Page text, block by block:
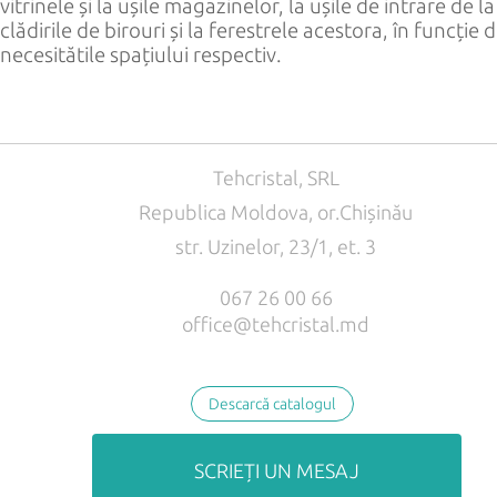
vitrinele și la ușile magazinelor, la ușile de intrare de la
clădirile de birouri și la ferestrele acestora, în funcție
necesitătile spațiului respectiv.
Descarcă catalogul
Tehcristal, SRL
Republica Moldova, or.Chișinău
str. Uzinelor, 23/1, et. 3
067 26 00 66
office@tehcristal.md
SCRIEȚI UN MESAJ